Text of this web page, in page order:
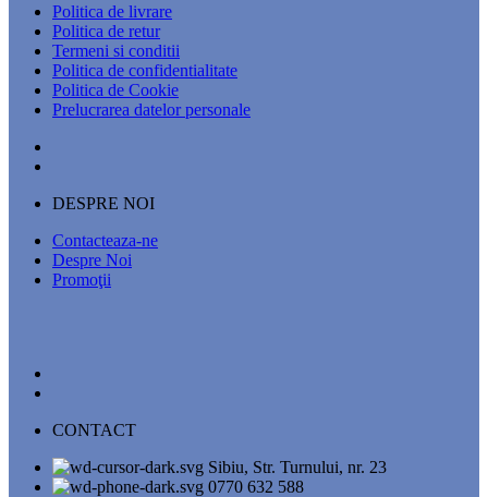
Politica de livrare
Politica de retur
Termeni si conditii
Politica de confidentialitate
Politica de Cookie
Prelucrarea datelor personale
DESPRE NOI
Contacteaza-ne
Despre Noi
Promoţii
CONTACT
Sibiu, Str. Turnului, nr. 23
0770 632 588